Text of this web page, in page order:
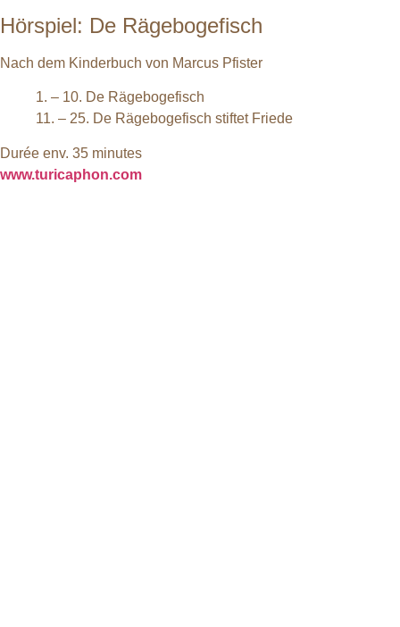
Hörspiel: De Rägebogefisch
Nach dem Kinderbuch von Marcus Pfister
1. – 10. De Rägebogefisch
11. – 25. De Rägebogefisch stiftet Friede
Durée env. 35 minutes
www.turicaphon.com